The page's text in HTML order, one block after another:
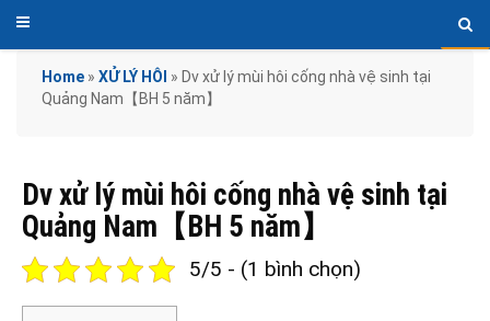
Home » XỬ LÝ HÔI » Dv xử lý mùi hôi cống nhà vệ sinh tại
Quảng Nam【BH 5 năm】
Dv xử lý mùi hôi cống nhà vệ sinh tại
Quảng Nam【BH 5 năm】
5/5 - (1 bình chọn)